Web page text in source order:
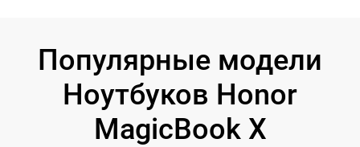
Популярные модели
Ноутбуков Honor
MagicBook X